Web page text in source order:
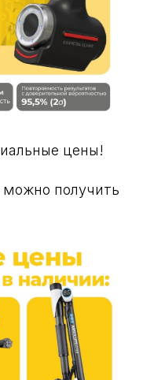
цены!
получить